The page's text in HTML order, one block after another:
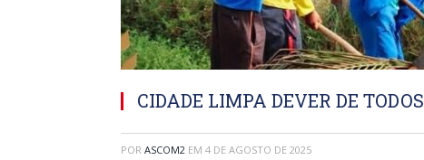
CIDADE LIMPA DEVER DE TODOS
POR ASCOM2 EM 4 DE AGOSTO DE 2025